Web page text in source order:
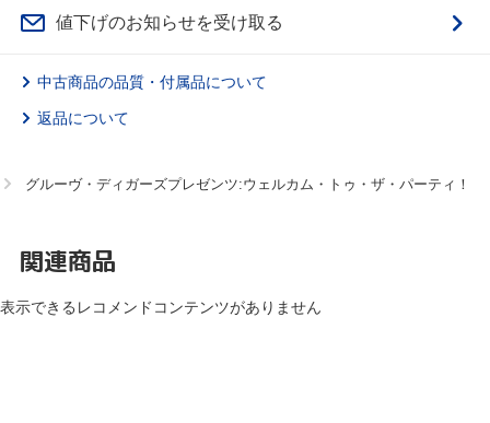
値下げのお知らせを受け取る
中古商品の品質・付属品について
返品について
グルーヴ・ディガーズプレゼンツ:ウェルカム・トゥ・ザ・パーティ！
関連商品
表示できるレコメンドコンテンツがありません